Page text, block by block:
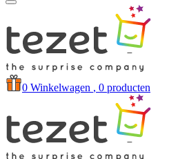
0 Winkelwagen , 0 producten